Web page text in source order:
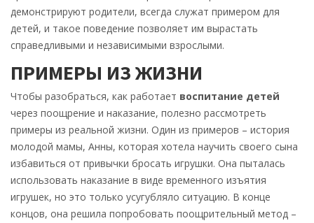
демонстрируют родители, всегда служат примером для
детей, и такое поведение позволяет им вырастать
справедливыми и независимыми взрослыми.
ПРИМЕРЫ ИЗ ЖИЗНИ
Чтобы разобраться, как работает воспитание детей
через поощрение и наказание, полезно рассмотреть
примеры из реальной жизни. Один из примеров – история
молодой мамы, Анны, которая хотела научить своего сына
избавиться от привычки бросать игрушки. Она пыталась
использовать наказание в виде временного изъятия
игрушек, но это только усугубляло ситуацию. В конце
концов, она решила попробовать поощрительный метод –